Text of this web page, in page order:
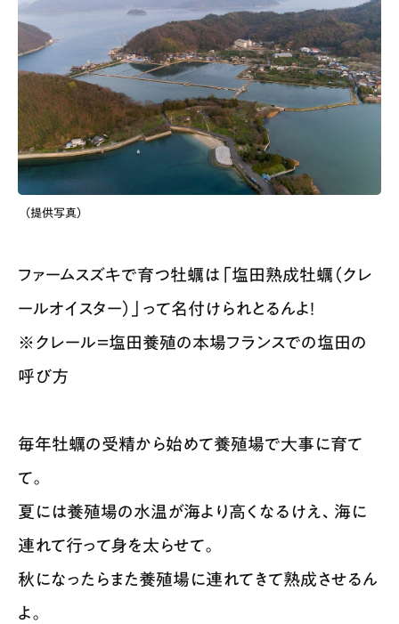
（提供写真）
ファームスズキで育つ牡蠣は「塩田熟成牡蠣（クレ
ールオイスター）」って名付けられとるんよ！
※クレール＝塩田養殖の本場フランスでの塩田の
呼び方
毎年牡蠣の受精から始めて養殖場で大事に育て
て。
夏には養殖場の水温が海より高くなるけえ、海に
連れて行って身を太らせて。
秋になったらまた養殖場に連れてきて熟成させるん
よ。